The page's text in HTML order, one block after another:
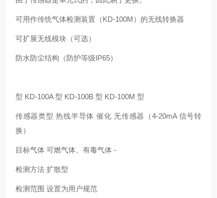
可用作传统气体检测装置（KD-100M）的无线转换器
可扩展无线模块（可选）
防水防尘结构（防护等级IP65）
型 KD-100A 型 KD-100B 型 KD-100M 型
传感器类型 热线半导体 催化 无传感器（4-20mA 信号转
换）
目标气体 可燃气体、有毒气体 -
检测方法 扩散型
检测范围 设置为用户规范